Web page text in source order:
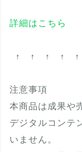
詳細はこちら
↑ ↑ ↑ ↑ ↑
注意事項
本商品は成果や
デジタルコンテ
いません。